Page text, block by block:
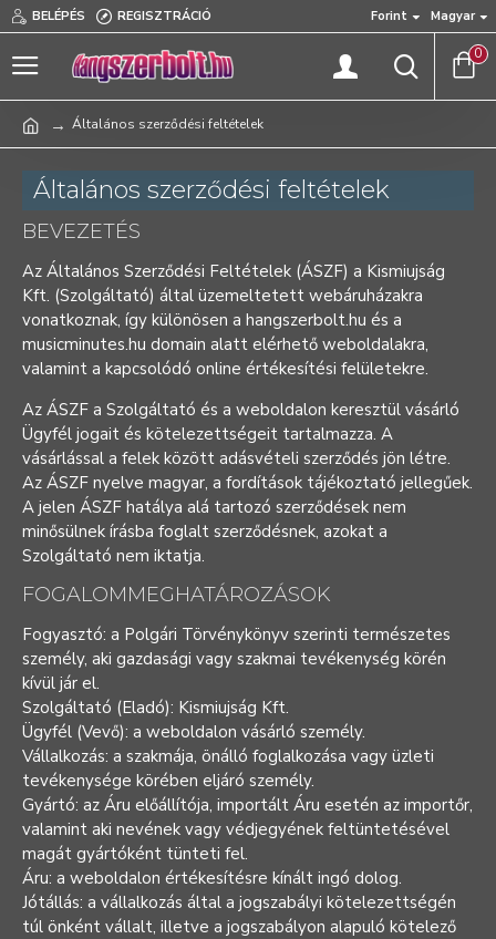
BELÉPÉS REGISZTRÁCIÓ Forint Magyar
0
Általános szerződési feltételek
Általános szerződési feltételek
BEVEZETÉS
Az Általános Szerződési Feltételek (ÁSZF) a Kismiujság
Kft. (Szolgáltató) által üzemeltetett webáruházakra
vonatkoznak, így különösen a hangszerbolt.hu és a
musicminutes.hu domain alatt elérhető weboldalakra,
valamint a kapcsolódó online értékesítési felületekre.
Az ÁSZF a Szolgáltató és a weboldalon keresztül vásárló
Ügyfél jogait és kötelezettségeit tartalmazza. A
vásárlással a felek között adásvételi szerződés jön létre.
Az ÁSZF nyelve magyar, a fordítások tájékoztató jellegűek.
A jelen ÁSZF hatálya alá tartozó szerződések nem
minősülnek írásba foglalt szerződésnek, azokat a
Szolgáltató nem iktatja.
FOGALOMMEGHATÁROZÁSOK
Fogyasztó: a Polgári Törvénykönyv szerinti természetes
személy, aki gazdasági vagy szakmai tevékenység körén
kívül jár el.
Szolgáltató (Eladó): Kismiujság Kft.
Ügyfél (Vevő): a weboldalon vásárló személy.
Vállalkozás: a szakmája, önálló foglalkozása vagy üzleti
tevékenysége körében eljáró személy.
Gyártó: az Áru előállítója, importált Áru esetén az importőr,
valamint aki nevének vagy védjegyének feltüntetésével
magát gyártóként tünteti fel.
Áru: a weboldalon értékesítésre kínált ingó dolog.
Jótállás: a vállalkozás által a jogszabályi kötelezettségén
túl önként vállalt, illetve a jogszabályon alapuló kötelező